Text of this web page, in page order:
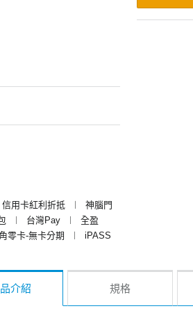
信用卡紅利折抵 ︱
神腦門
︱ 台灣Pay ︱
全盈
零卡-無卡分期 ︱
iPASS
介紹 規格